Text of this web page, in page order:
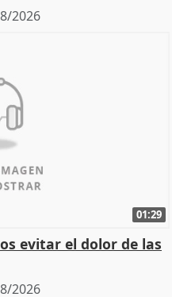
2026
01:29
evitar el dolor de las
2026